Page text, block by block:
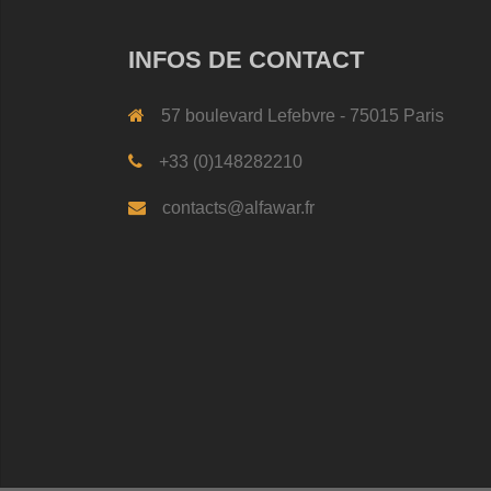
INFOS DE CONTACT
57 boulevard Lefebvre - 75015 Paris
+33 (0)148282210
contacts@alfawar.fr